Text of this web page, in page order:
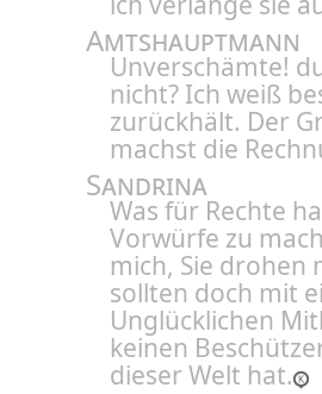
Amtshauptmann
Unverschämte!
nicht? Ich weiß
zurückhält. Der
machst die
Sandrina
Was für Rechte
Vorwürfe zu
mich, Sie drohen
sollten doch mit
Unglücklichen
keinen
dieser Welt hat.